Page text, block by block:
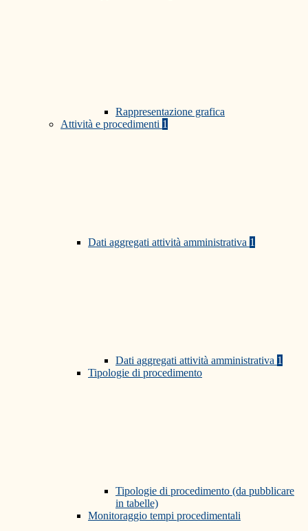
Rappresentazione grafica
Attività e procedimenti 1
Dati aggregati attività amministrativa 1
Dati aggregati attività amministrativa 1
Tipologie di procedimento
Tipologie di procedimento (da pubblicare
in tabelle)
Monitoraggio tempi procedimentali